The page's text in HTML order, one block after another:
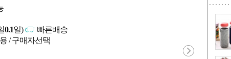
0.1일)
빠른배송
/ 구매자선택